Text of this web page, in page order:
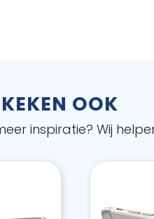
OOK
inspiratie? Wij